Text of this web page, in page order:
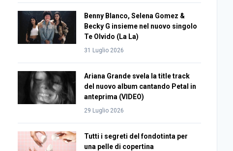
Benny Blanco, Selena Gomez &
Becky G insieme nel nuovo singolo
Te Olvido (La La)
31 Luglio 2026
Ariana Grande svela la title track
del nuovo album cantando Petal in
anteprima (VIDEO)
29 Luglio 2026
Tutti i segreti del fondotinta per
una pelle di copertina